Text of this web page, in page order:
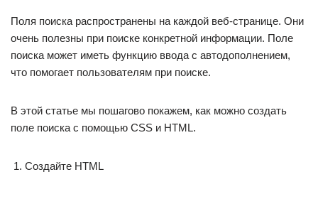
Поля поиска распространены на каждой веб-странице. Они
очень полезны при поиске конкретной информации. Поле
поиска может иметь функцию ввода с автодополнением,
что помогает пользователям при поиске.
В этой статье мы пошагово покажем, как можно создать
поле поиска с помощью CSS и HTML.
Создайте HTML